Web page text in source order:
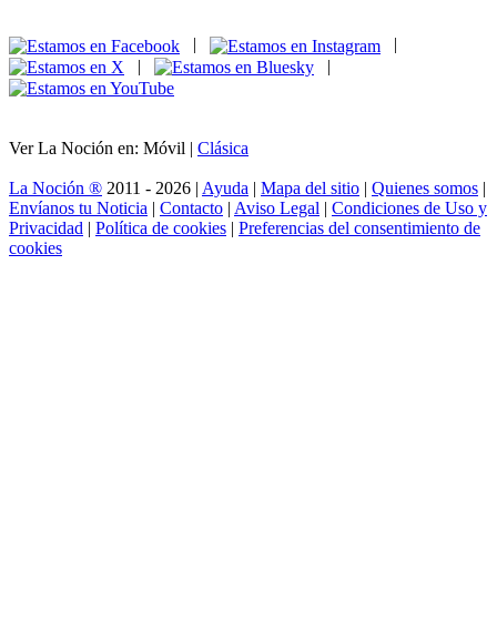
|
|
Ver La Noción en: Móvil | Clásica
La Noción ® 2011 - 2026 | Ayuda | Mapa del sitio | Quienes somos |
Envíanos tu Noticia | Contacto | Aviso Legal | Condiciones de Uso y
Privacidad | Política de cookies | Preferencias del consentimiento de
cookies